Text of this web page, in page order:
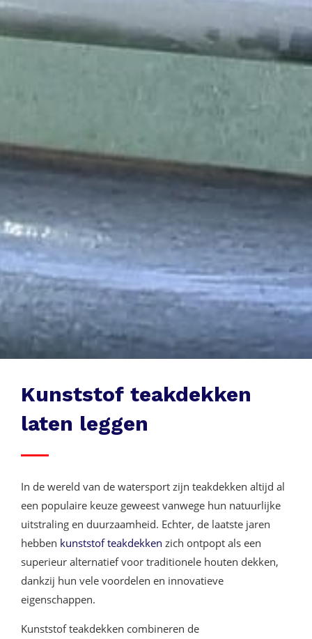
Kunststof teakdekken
laten leggen
In de wereld van de watersport zijn teakdekken altijd al
een populaire keuze geweest vanwege hun natuurlijke
uitstraling en duurzaamheid. Echter, de laatste jaren
hebben kunststof teakdekken zich ontpopt als een
superieur alternatief voor traditionele houten dekken,
dankzij hun vele voordelen en innovatieve
eigenschappen.
Kunststof teakdekken combineren de